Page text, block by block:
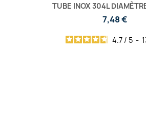
TUBE INOX 304L
7,48 €
4.7 / 5 -